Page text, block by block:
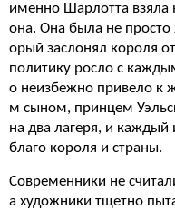
именно Шарлотта взяла
она. Она была не
орый заслонял короля
политику росло с
о неизбежно привело к
м сыном, принцем
на два лагеря, и каждый
благо короля и страны.
Современники не
а художники тщетно